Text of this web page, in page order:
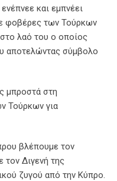
και εμπνέει
φοβέρες των Τούρκων
λαό του ο οποίος
αποτελώντας σύμβολο
μπροστά στη
Τούρκων για
βλέπουμε τον
τον Διγενή της
ζυγού από την Κύπρο.